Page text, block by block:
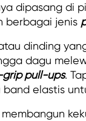
dipasang di
berbagai jenis
dinding
dagu
pull-ups.
elastis